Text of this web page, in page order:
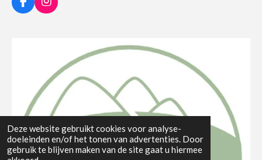
Deze website gebruikt cookies voor analyse-
doeleinden en/of het tonen van advertenties. Door
gebruik te blijven maken van de site gaat u hiermee
F
a
I
n
a
m